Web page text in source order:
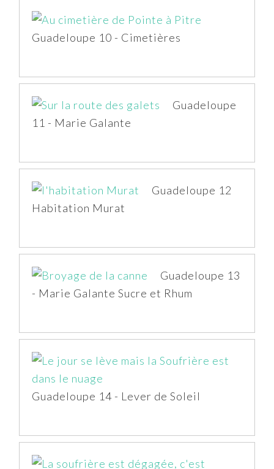
Guadeloupe 10 - Cimetières
Guadeloupe
11 - Marie Galante
Guadeloupe 12
Habitation Murat
Guadeloupe 13
- Marie Galante Sucre et Rhum
Guadeloupe 14 - Lever de Soleil